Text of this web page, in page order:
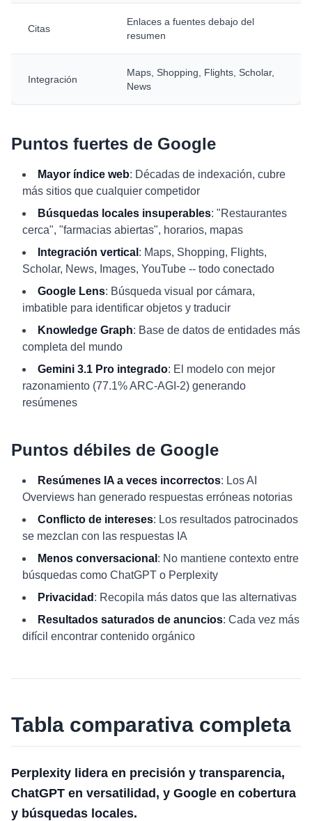
Citas
Enlaces a fuentes debajo del
resumen
Integración
Maps, Shopping, Flights, Scholar,
News
Puntos fuertes de Google
Mayor índice web: Décadas de indexación, cubre
más sitios que cualquier competidor
Búsquedas locales insuperables: "Restaurantes
cerca", "farmacias abiertas", horarios, mapas
Integración vertical : Maps, Shopping, Flights,
Scholar, News, Images, YouTube -- todo conectado
Google Lens: Búsqueda visual por cámara,
imbatible para identificar objetos y traducir
Knowledge Graph: Base de datos de entidades más
completa del mundo
Gemini 3.1 Pro integrado: El modelo con mejor
razonamiento (77.1% ARC-AGI-2) generando
resúmenes
Puntos débiles de Google
Resúmenes IA a veces incorrectos: Los AI
Overviews han generado respuestas erróneas notorias
Conflicto de intereses: Los resultados patrocinados
se mezclan con las respuestas IA
Menos conversacional : No mantiene contexto entre
búsquedas como ChatGPT o Perplexity
Privacidad : Recopila más datos que las alternativas
Resultados saturados de anuncios: Cada vez más
difícil encontrar contenido orgánico
Tabla comparativa completa
Perplexity lidera en precisión y transparencia,
ChatGPT en versatilidad, y Google en cobertura
y búsquedas locales.